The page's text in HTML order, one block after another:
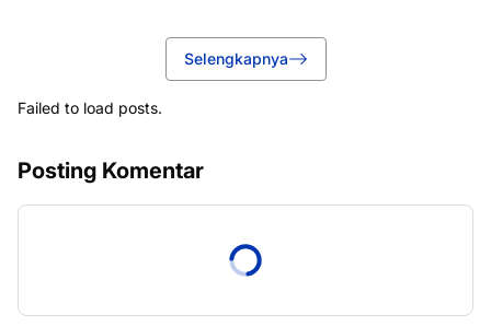
Selengkapnya
Failed to load posts.
Posting Komentar